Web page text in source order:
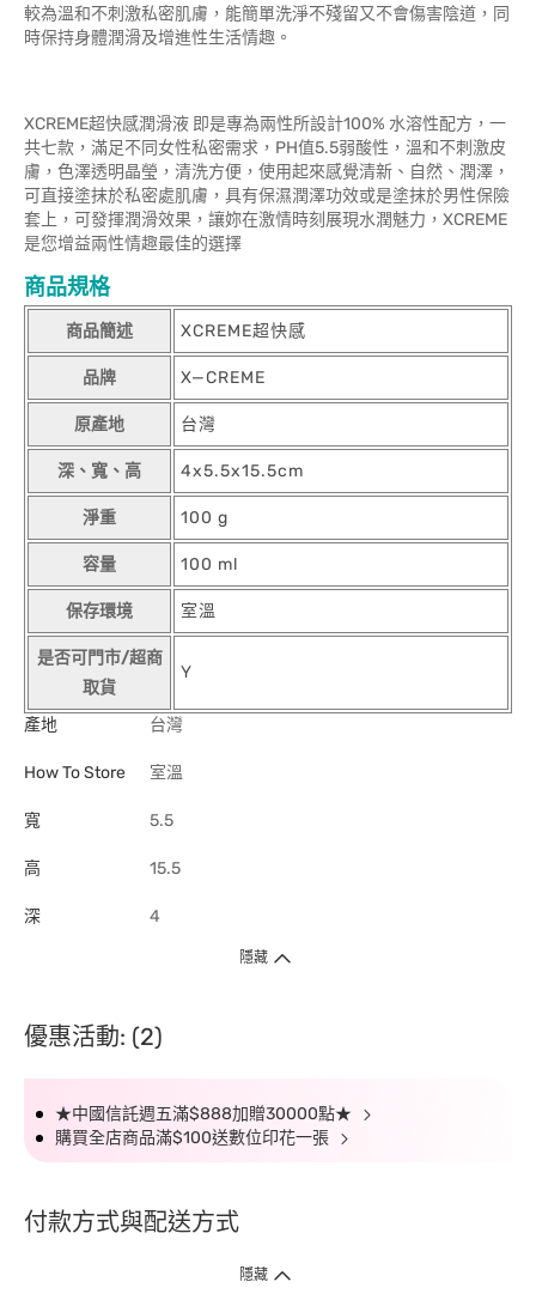
較為溫和不刺激私密肌膚，能簡單洗淨不殘留又不會傷害陰道，同
時保持身體潤滑及增進性生活情趣。
XCREME超快感潤滑液 即是專為兩性所設計100% 水溶性配方，一
共七款，滿足不同女性私密需求，PH值5.5弱酸性，溫和不刺激皮
膚，色澤透明晶瑩，清洗方便，使用起來感覺清新、自然、潤澤，
可直接塗抹於私密處肌膚，具有保濕潤澤功效或是塗抹於男性保險
套上，可發揮潤滑效果，讓妳在激情時刻展現水潤魅力，XCREME
是您增益兩性情趣最佳的選擇
商品規格
商品簡述 XCREME超快感
品牌 X—CREME
原產地 台灣
深、寬、高 4x5.5x15.5cm
淨重 100 g
容量 100 ml
保存環境 室溫
是否可門市/超商
取貨
Y
產地 台灣
How To Store 室溫
寬 5.5
高 15.5
深 4
隱藏
優惠活動: (2)
★中國信託週五滿$888加贈30000點★
購買全店商品滿$100送數位印花一張
付款方式與配送方式
隱藏